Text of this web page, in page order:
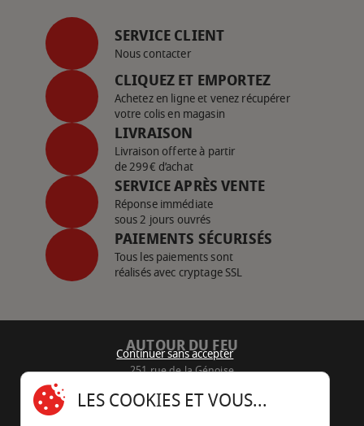
SERVICE CLIENT
Nous contacter
CLIQUEZ ET EMPORTEZ
Achetez en ligne et venez récupérer
votre colis en magasin
LIVRAISON
Livraison offerte à partir
de 299€ d’achat
SERVICE APRÈS VENTE
Réponse immédiate
sous 2 jours ouvrés
PAIEMENTS SÉCURISÉS
Tous les paiements sont
réalisés avec cryptage SSL
AUTOUR DU FEU
251 rue de la Génoise
05 45 22 98 09
Continuer sans accepter
LES COOKIES ET VOUS...